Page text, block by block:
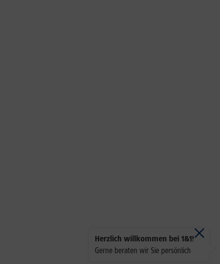
Herzlich willkommen bei 1&1!
Gerne beraten wir Sie persönlich